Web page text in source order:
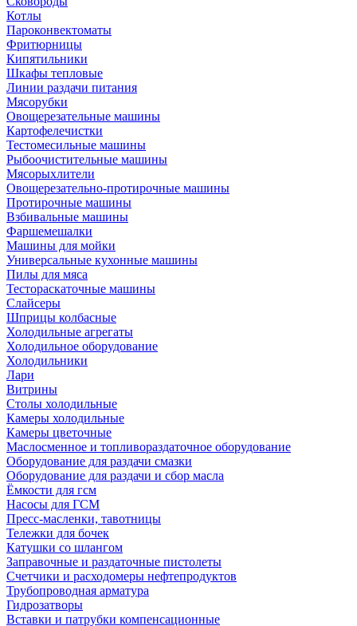
Котлы
Пароконвектоматы
Фритюрницы
Кипятильники
Шкафы тепловые
Линии раздачи питания
Мясорубки
Овощерезательные машины
Картофелечистки
Тестомесильные машины
Рыбоочистительные машины
Мясорыхлители
Овощерезательно-протирочные машины
Протирочные машины
Взбивальные машины
Фаршемешалки
Машины для мойки
Универсальные кухонные машины
Пилы для мяса
Тестораскаточные машины
Слайсеры
Шприцы колбасные
Холодильные агрегаты
Холодильное оборудование
Холодильники
Лари
Витрины
Столы холодильные
Камеры холодильные
Камеры цветочные
Маслосменное и топливораздаточное оборудование
Оборудование для раздачи смазки
Оборудование для раздачи и сбор масла
Ёмкости для гсм
Насосы для ГСМ
Пресс-масленки, тавотницы
Тележки для бочек
Катушки со шлангом
Заправочные и раздаточные пистолеты
Счетчики и расходомеры нефтепродуктов
Трубопроводная арматура
Гидрозатворы
Вставки и патрубки компенсационные